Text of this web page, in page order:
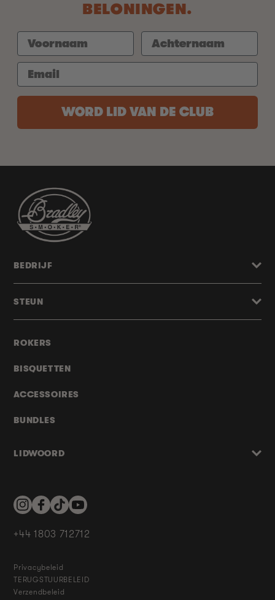
BELONINGEN.
WORD LID VAN DE CLUB
ROKERS
BISQUETTEN
ACCESSOIRES
BUNDLES
LIDWOORD
BEDRIJF
STEUN
InstagramFacebookTikTokYouTube
+44 1803 712712
Privacybeleid
TERUGSTUURBELEID
Verzendbeleid